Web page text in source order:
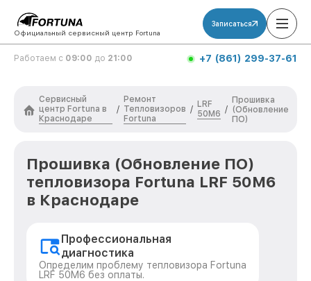
Официальный сервисный центр Fortuna
Записаться
Работаем с 09:00 до 21:00 +7 (861) 299-37-61
Сервисный
центр Fortuna в
Краснодаре
/
Ремонт
Тепловизоров
Fortuna
/
LRF
50M6 /
Прошивка
(Обновление
ПО)
Прошивка (Обновление ПО)
тепловизора Fortuna LRF 50M6
в Краснодаре
Профессиональная
диагностика
Определим проблему тепловизора Fortuna
LRF 50M6 без оплаты.